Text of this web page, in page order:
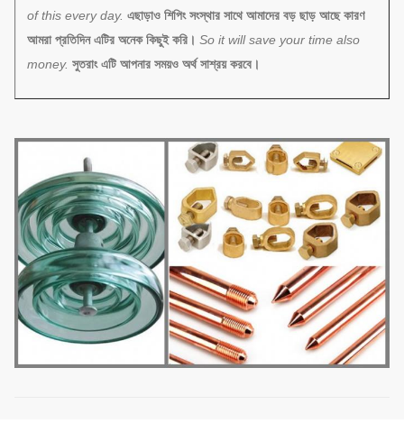
of this every day. এছাড়াও শিপিং সংস্থার সাথে আমাদের বড় ছাড় আছে কারণ
আমরা প্রতিদিন এটির অনেক কিছুই করি। So it will save your time also
money. সুতরাং এটি আপনার সময়ও অর্থ সাশ্রয় করবে।